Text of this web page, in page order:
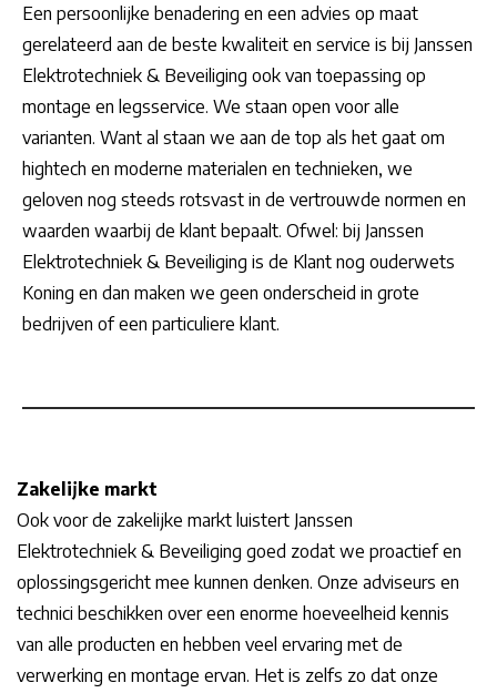
Een persoonlijke benadering en een advies op maat
gerelateerd aan de beste kwaliteit en service is bij Janssen
Elektrotechniek & Beveiliging ook van toepassing op
montage en legsservice. We staan open voor alle
varianten. Want al staan we aan de top als het gaat om
hightech en moderne materialen en technieken, we
geloven nog steeds rotsvast in de vertrouwde normen en
waarden waarbij de klant bepaalt. Ofwel: bij Janssen
Elektrotechniek & Beveiliging is de Klant nog ouderwets
Koning en dan maken we geen onderscheid in grote
bedrijven of een particuliere klant.
Zakelijke markt
Ook voor de zakelijke markt luistert Janssen
Elektrotechniek & Beveiliging goed zodat we proactief en
oplossingsgericht mee kunnen denken. Onze adviseurs en
technici beschikken over een enorme hoeveelheid kennis
van alle producten en hebben veel ervaring met de
verwerking en montage ervan. Het is zelfs zo dat onze